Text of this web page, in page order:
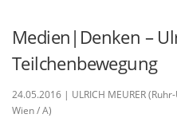
Medien|Denken –
Teilchenbewegung
24.05.2016 | ULRICH MEURER
Wien / A)